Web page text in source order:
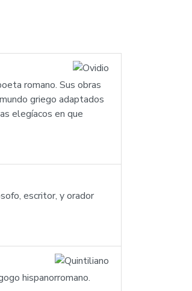
romano. Sus obras
griego adaptados
elegíacos en que
escritor, y orador
hispanorromano.